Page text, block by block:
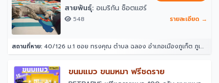
สายพันธุ์: อเมริกัน ช็อตแฮร์
548 รายละเอียด →
สถานที่หาย: 40/126 ม.1 ซอย ทรงคุณ ตำบล ฉลอง อำเภอเมืองภูเก็ต ภูเก็ต 83000
ขนมแมว ขนมหมา ฟรีชดราย